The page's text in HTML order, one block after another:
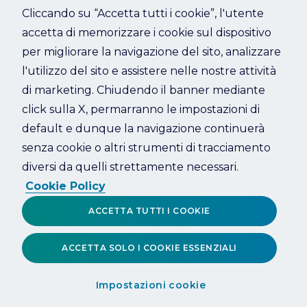
Refresh
Cliccando su “Accetta tutti i cookie”, l'utente
accetta di memorizzare i cookie sul dispositivo
per migliorare la navigazione del sito, analizzare
l'utilizzo del sito e assistere nelle nostre attività
di marketing. Chiudendo il banner mediante
click sulla X, permarranno le impostazioni di
default e dunque la navigazione continuerà
senza cookie o altri strumenti di tracciamento
diversi da quelli strettamente necessari.
Cookie Policy
Impostazioni cookie
ACCETTA SOLO I COOKIE ESSENZIALI
ACCETTA TUTTI I COOKIE